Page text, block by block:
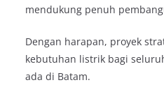
mendukung penuh
Dengan harapan, proyek
kebutuhan listrik bagi
ada di Batam.